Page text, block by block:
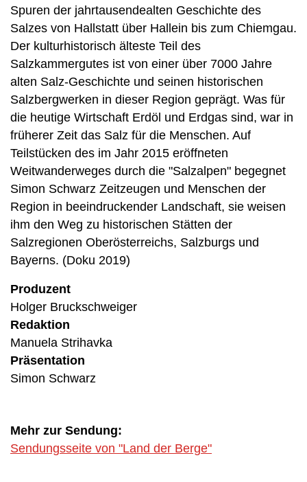
Spuren der jahrtausendealten Geschichte des
Salzes von Hallstatt über Hallein bis zum Chiemgau.
Der kulturhistorisch älteste Teil des
Salzkammergutes ist von einer über 7000 Jahre
alten Salz-Geschichte und seinen historischen
Salzbergwerken in dieser Region geprägt. Was für
die heutige Wirtschaft Erdöl und Erdgas sind, war in
früherer Zeit das Salz für die Menschen. Auf
Teilstücken des im Jahr 2015 eröffneten
Weitwanderweges durch die "Salzalpen" begegnet
Simon Schwarz Zeitzeugen und Menschen der
Region in beeindruckender Landschaft, sie weisen
ihm den Weg zu historischen Stätten der
Salzregionen Oberösterreichs, Salzburgs und
Bayerns. (Doku 2019)
Produzent
Holger Bruckschweiger
Redaktion
Manuela Strihavka
Präsentation
Simon Schwarz
Mehr zur Sendung:
Sendungsseite von "Land der Berge"